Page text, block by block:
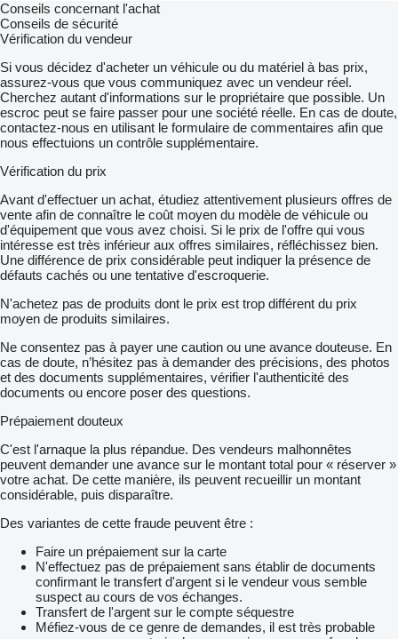
Conseils concernant l'achat
Conseils de sécurité
Vérification du vendeur
Si vous décidez d'acheter un véhicule ou du matériel à bas prix,
assurez-vous que vous communiquez avec un vendeur réel.
Cherchez autant d'informations sur le propriétaire que possible. Un
escroc peut se faire passer pour une société réelle. En cas de doute,
contactez-nous en utilisant le formulaire de commentaires afin que
nous effectuions un contrôle supplémentaire.
Vérification du prix
Avant d'effectuer un achat, étudiez attentivement plusieurs offres de
vente afin de connaître le coût moyen du modèle de véhicule ou
d'équipement que vous avez choisi. Si le prix de l'offre qui vous
intéresse est très inférieur aux offres similaires, réfléchissez bien.
Une différence de prix considérable peut indiquer la présence de
défauts cachés ou une tentative d'escroquerie.
N'achetez pas de produits dont le prix est trop différent du prix
moyen de produits similaires.
Ne consentez pas à payer une caution ou une avance douteuse. En
cas de doute, n’hésitez pas à demander des précisions, des photos
et des documents supplémentaires, vérifier l'authenticité des
documents ou encore poser des questions.
Prépaiement douteux
C'est l'arnaque la plus répandue. Des vendeurs malhonnêtes
peuvent demander une avance sur le montant total pour « réserver »
votre achat. De cette manière, ils peuvent recueillir un montant
considérable, puis disparaître.
Des variantes de cette fraude peuvent être :
Faire un prépaiement sur la carte
N'effectuez pas de prépaiement sans établir de documents
confirmant le transfert d'argent si le vendeur vous semble
suspect au cours de vos échanges.
Transfert de l'argent sur le compte séquestre
Méfiez-vous de ce genre de demandes, il est très probable